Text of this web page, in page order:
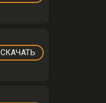
СКАЧАТЬ